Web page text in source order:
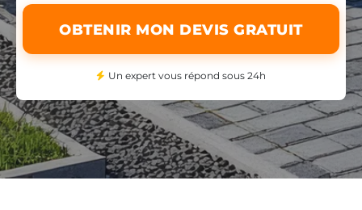
OBTENIR MON DEVIS GRATUIT
Un expert vous répond sous 24h